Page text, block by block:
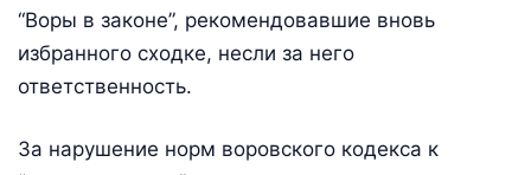
“Воры в законе”, рекомендовавшие вновь
избранного сходке, несли за него
ответственность.
За нарушение норм воровского кодекса к